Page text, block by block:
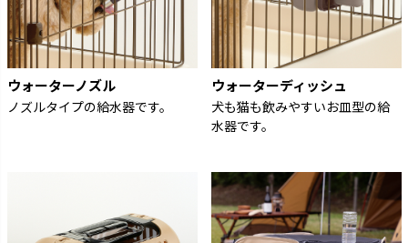
ウォーターノズル
ノズルタイプの給水器です。
ウォーターディッシュ
犬も猫も飲みやすいお皿型の給
水器です。